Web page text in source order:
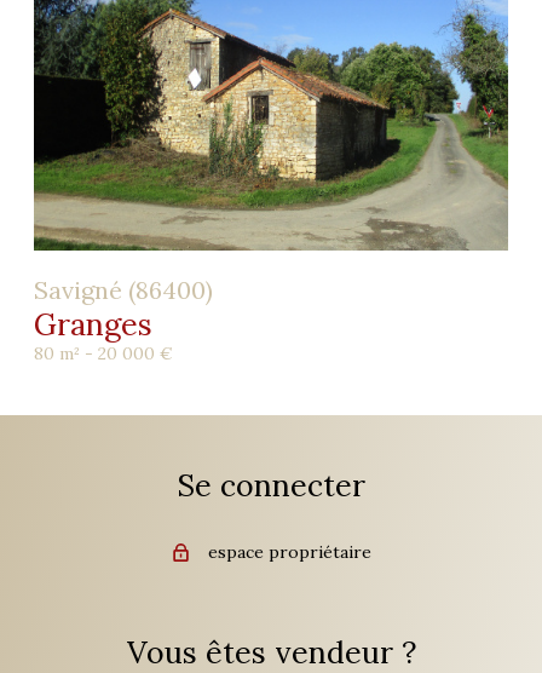
Savigné (86400)
Granges
80 m² - 20 000 €
Se connecter
espace propriétaire
Vous êtes vendeur ?